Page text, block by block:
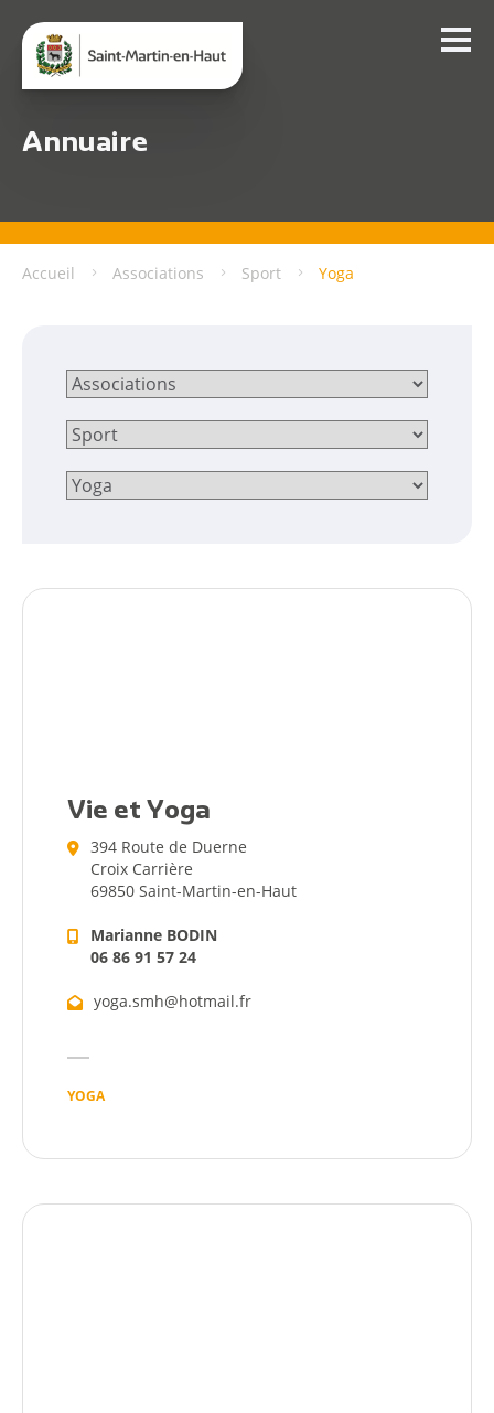
Annuaire
Accueil Associations Sport Yoga
Vie et Yoga
394 Route de Duerne
Croix Carrière
69850 Saint-Martin-en-Haut
Marianne BODIN
06 86 91 57 24
yoga.smh@hotmail.fr
YOGA